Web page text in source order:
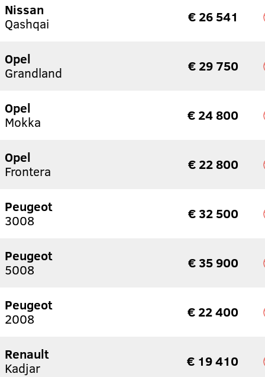
Nissan
Qashqai
€ 26 541
Opel
Grandland
€ 29 750
Opel
Mokka
€ 24 800
Opel
Frontera
€ 22 800
Peugeot
3008
€ 32 500
Peugeot
5008
€ 35 900
Peugeot
2008
€ 22 400
Renault
Kadjar
€ 19 410